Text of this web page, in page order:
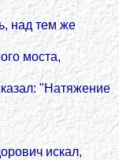
над тем же
моста,
"Натяжение
искал,